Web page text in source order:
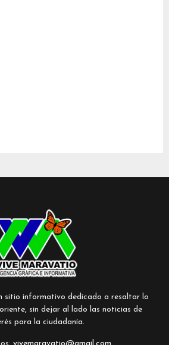
sitio informativo dedicado a resaltar lo
sin dejar al lado las noticias de
para la ciudadanía.